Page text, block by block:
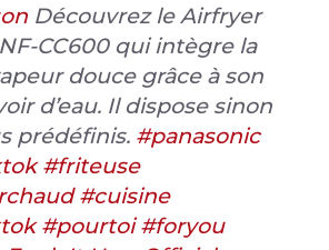
Découvrez le Airfryer
CC600 qui intègre la
douce grâce à son
d’eau. Il dispose sinon
prédéfinis. #panasonic
#friteuse
#cuisine
#pourtoi #foryou